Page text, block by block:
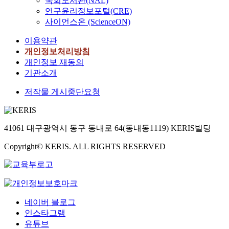
연구윤리정보포털(CRE)
사이언스온 (ScienceON)
이용약관
개인정보처리방침
개인정보 재동의
기관소개
저작물 게시중단요청
41061 대구광역시 동구 동내로 64(동내동1119) KERIS빌딩
Copyright© KERIS. ALL RIGHTS RESERVED
네이버 블로그
인스타그램
유튜브